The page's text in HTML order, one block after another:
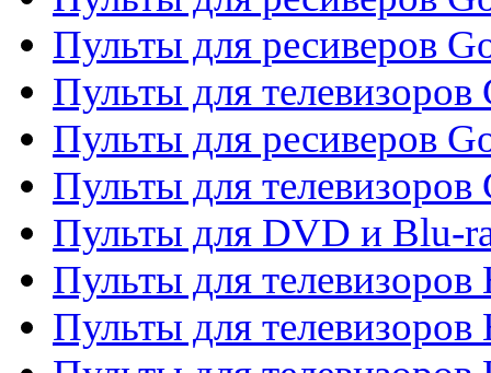
Пульты для ресиверов
Пульты для телевизоров
Пульты для ресиверов
Пульты для телевизоров
Пульты для DVD и Blu-
Пульты для телевизоров
Пульты для телевизоров